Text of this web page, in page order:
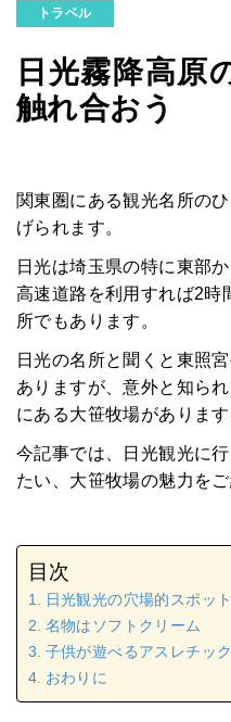
トラベル
日光霧降高原
触れ合おう
関東圏にある観光名所の
げられます。
日光は埼玉県の特に東部
高速道路を利用すれば2時
所でもあります。
日光の名所と聞くと東照
ありますが、意外と知ら
にある大笹牧場があります
今記事では、日光観光に
たい、大笹牧場の魅力をご
目次
日光観光の穴場的スポット
名物はソフトクリーム
子供が遊べるアスレチッ
おわりに